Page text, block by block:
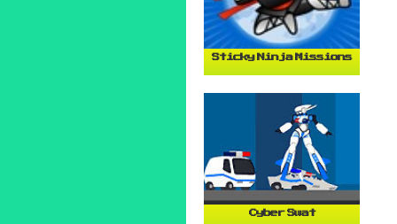
Sticky Ninja Missions
Cyber Swat